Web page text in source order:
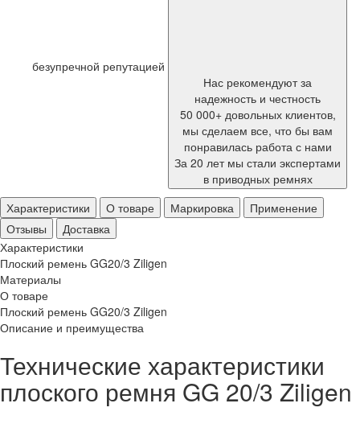
безупречной репутацией
Нас рекомендуют за
надежность и честность
50 000+ довольных клиентов,
мы сделаем все, что бы вам
понравилась работа с нами
За 20 лет мы стали экспертами
в приводных ремнях
Характеристики
О товаре Маркировка
Применение
Отзывы
Доставка
Характеристики
Плоский ремень GG20/3 Ziligen
Материалы
О товаре
Плоский ремень GG20/3 Ziligen
Описание и преимущества
Технические характеристики
плоского ремня GG 20/3 Ziligen